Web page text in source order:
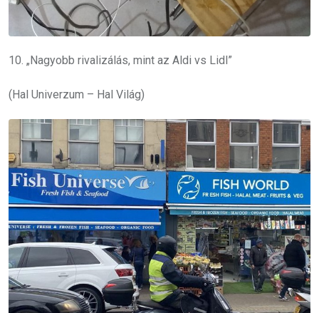
10. „Nagyobb rivalizálás, mint az Aldi vs Lidl”
(Hal Univerzum – Hal Világ)